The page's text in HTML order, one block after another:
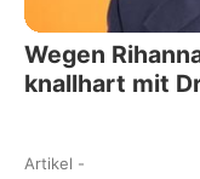
Wegen
knallhart mit
Artikel -